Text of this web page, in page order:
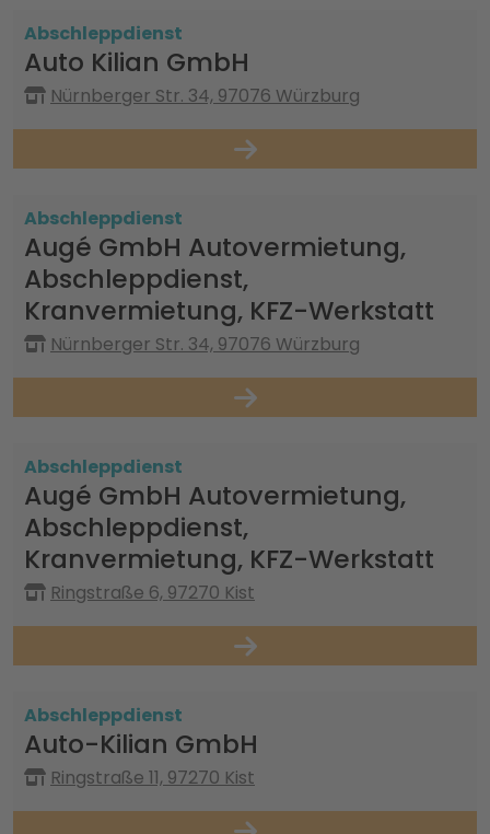
Abschleppdienst
Auto Kilian GmbH
Nürnberger Str. 34, 97076 Würzburg
Abschleppdienst
Augé GmbH Autovermietung,
Abschleppdienst,
Kranvermietung, KFZ-Werkstatt
Nürnberger Str. 34, 97076 Würzburg
Abschleppdienst
Augé GmbH Autovermietung,
Abschleppdienst,
Kranvermietung, KFZ-Werkstatt
Ringstraße 6, 97270 Kist
Abschleppdienst
Auto-Kilian GmbH
Ringstraße 11, 97270 Kist